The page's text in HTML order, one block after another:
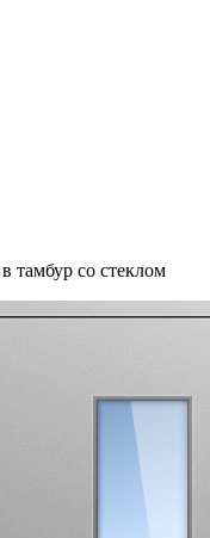
тамбур со стеклом